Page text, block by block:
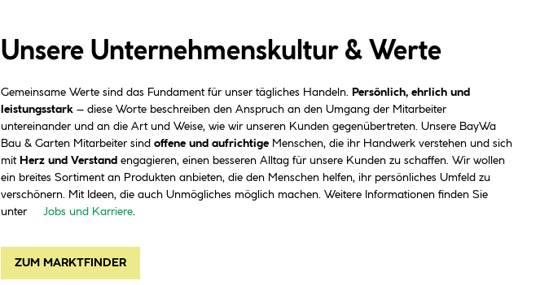
Unsere Unternehmenskultur & Werte
Gemeinsame Werte sind das Fundament für unser tägliches Handeln. Persönlich, ehrlich und
leistungsstark – diese Worte beschreiben den Anspruch an den Umgang der Mitarbeiter
untereinander und an die Art und Weise, wie wir unseren Kunden gegenübertreten. Unsere BayWa
Bau & Garten Mitarbeiter sind offene und aufrichtige Menschen, die ihr Handwerk verstehen und sich
mit Herz und Verstand engagieren, einen besseren Alltag für unsere Kunden zu schaffen. Wir wollen
ein breites Sortiment an Produkten anbieten, die den Menschen helfen, ihr persönliches Umfeld zu
verschönern. Mit Ideen, die auch Unmögliches möglich machen. Weitere Informationen finden Sie
unter
Jobs und Karriere.
ZUM MARKTFINDER